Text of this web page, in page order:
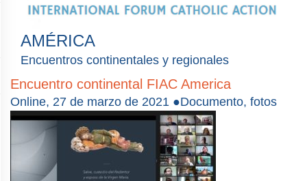
AMÉRICA
Encuentros continentales y regionales
Encuentro continental FIAC America
Online, 27 de marzo de 2021 ●Documento, fotos